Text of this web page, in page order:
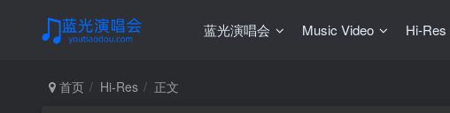
蓝光演唱会 Music Video Hi-Res
首页 Hi-Res 正文